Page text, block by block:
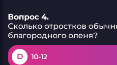
Вопрос 4.
Сколько отростков
благородного оленя?
D 10-12